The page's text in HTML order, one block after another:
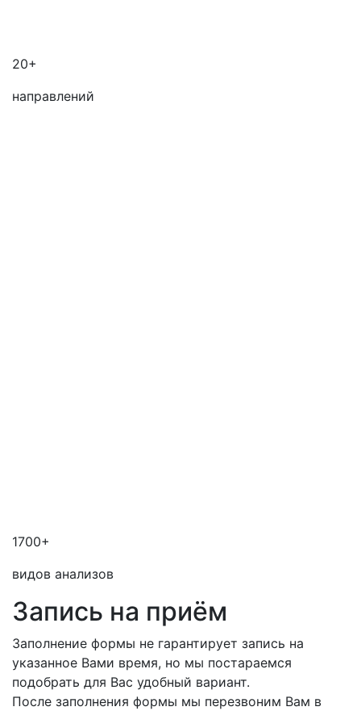
20+
направлений
1700+
видов анализов
Запись на приём
Заполнение формы не гарантирует запись на
указанное Вами время, но мы постараемся
подобрать для Вас удобный вариант.
После заполнения формы мы перезвоним Вам в